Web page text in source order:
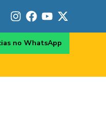
no WhatsApp